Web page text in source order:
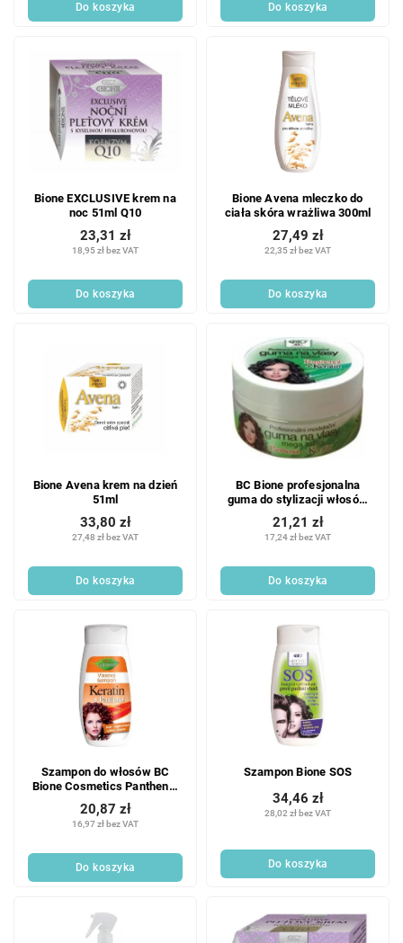
Do koszyka Do koszyka
Bione EXCLUSIVE krem na
noc 51ml Q10
18,95 zł bez VAT
23,31 zł
Do koszyka
Bione Avena mleczko do
ciała skóra wrażliwa 300ml
22,35 zł bez VAT
27,49 zł
Do koszyka
Bione Avena krem na dzień
51ml
27,48 zł bez VAT
33,80 zł
Do koszyka
BC Bione profesjonalna
guma do stylizacji włosów
Mega Firming 150 ml
17,24 zł bez VAT
21,21 zł
Do koszyka
Szampon do włosów BC
Bione Cosmetics Panthenol
+ keratyna 260 ml
16,97 zł bez VAT
20,87 zł
Do koszyka
Szampon Bione SOS
28,02 zł bez VAT
34,46 zł
Do koszyka